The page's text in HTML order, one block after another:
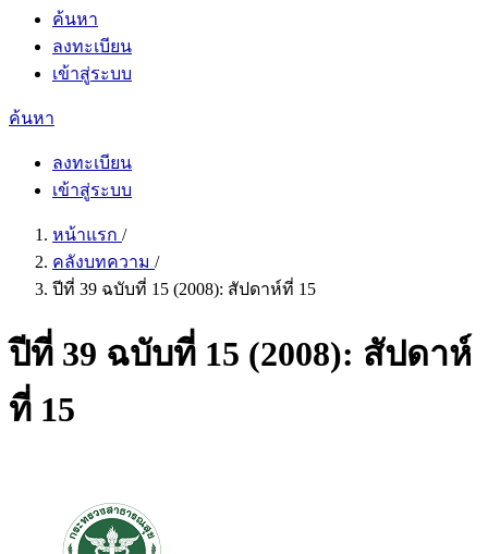
ค้นหา
ลงทะเบียน
เข้าสู่ระบบ
ค้นหา
ลงทะเบียน
เข้าสู่ระบบ
หน้าแรก /
คลังบทความ /
ปีที่ 39 ฉบับที่ 15 (2008): สัปดาห์ที่ 15
ปีที่ 39 ฉบับที่ 15 (2008): สัปดาห์
ที่ 15